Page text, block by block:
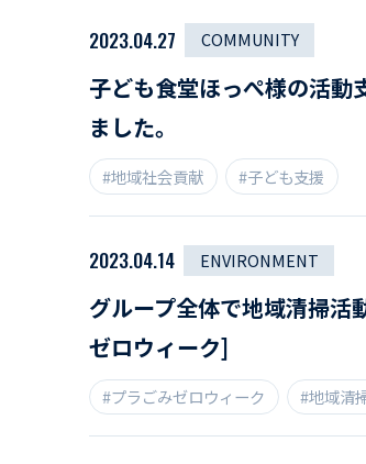
2023.04.27 COMMUNITY
子ども食堂ほっぺ様の活動
ました。
#地域社会貢献 #子ども支援
2023.04.14 ENVIRONMENT
グループ全体で地域清掃活
ゼロウィーク]
#プラごみゼロウィーク #地域清